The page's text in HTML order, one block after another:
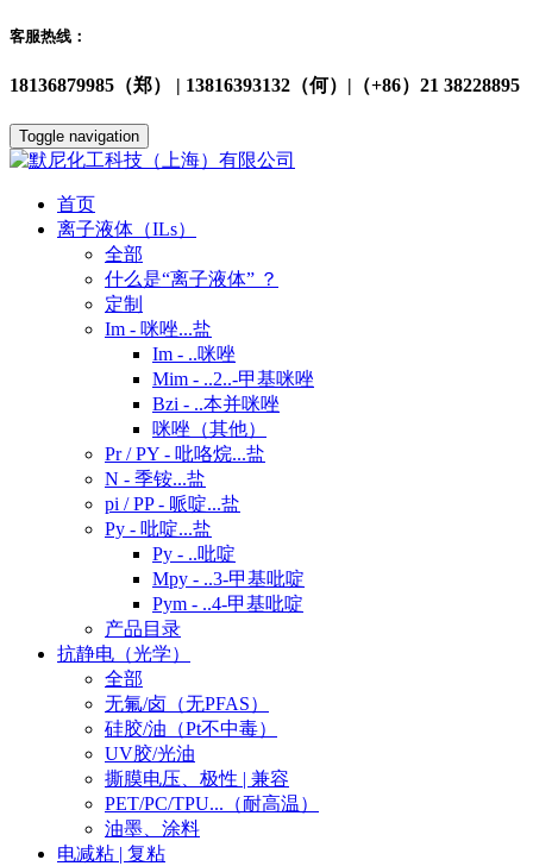
客服热线：
18136879985（郑） | 13816393132（何）|（+86）21 38228895
Toggle navigation
首页
离子液体（ILs）
全部
什么是“离子液体” ？
定制
Im - 咪唑...盐
Im - ..咪唑
Mim - ..2..-甲基咪唑
Bzi - ..本并咪唑
咪唑（其他）
Pr / PY - 吡咯烷...盐
N - 季铵...盐
pi / PP - 哌啶...盐
Py - 吡啶...盐
Py - ..吡啶
Mpy - ..3-甲基吡啶
Pym - ..4-甲基吡啶
产品目录
抗静电（光学）
全部
无氟/卤（无PFAS）
硅胶/油（Pt不中毒）
UV胶/光油
撕膜电压、极性 | 兼容
PET/PC/TPU...（耐高温）
油墨、涂料
电减粘 | 复粘